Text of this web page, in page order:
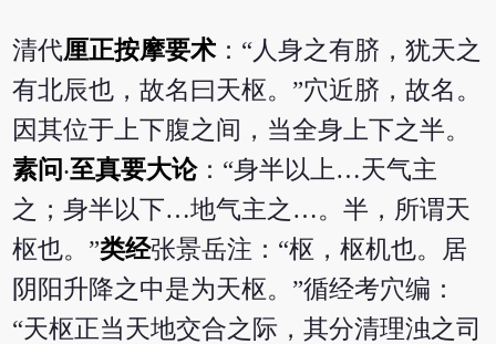
清代厘正按摩要术：“人身之有脐，犹天之
有北辰也，故名曰天枢。”穴近脐，故名。
因其位于上下腹之间，当全身上下之半。
素问‧至真要大论：“身半以上…天气主
之；身半以下…地气主之…。半，所谓天
枢也。”类经张景岳注：“枢，枢机也。居
阴阳升降之中是为天枢。”循经考穴编：
“天枢正当天地交合之际，其分清理浊之司